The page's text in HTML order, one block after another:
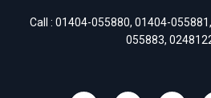
Call : 01404-055880, 01404-055881,
055883,